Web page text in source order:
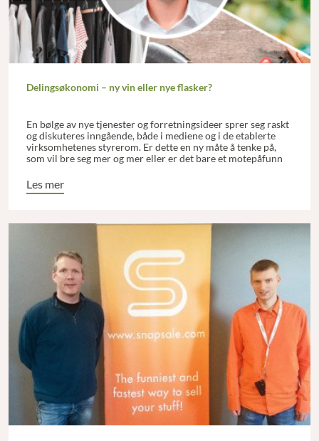
Delingsøkonomi – ny vin eller nye flasker?
En bølge av nye tjenester og forretningsideer sprer seg raskt
og diskuteres inngående, både i mediene og i de etablerte
virksomhetenes styrerom. Er dette en ny måte å tenke på,
som vil bre seg mer og mer eller er det bare et motepåfunn
liten gruppe progressive i storbyene? Vil det for alvor true
de etablerte formene for forretningsvirksomhet?
Les mer